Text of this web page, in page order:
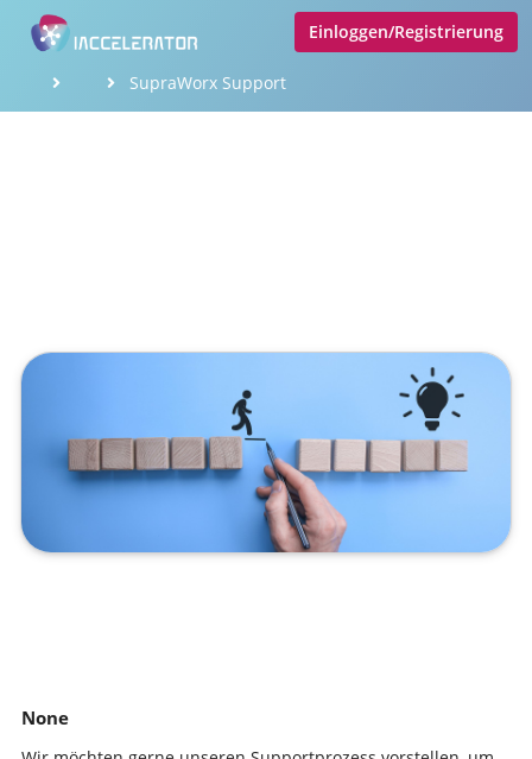
Einloggen/Registrierung
SupraWorx Support
None